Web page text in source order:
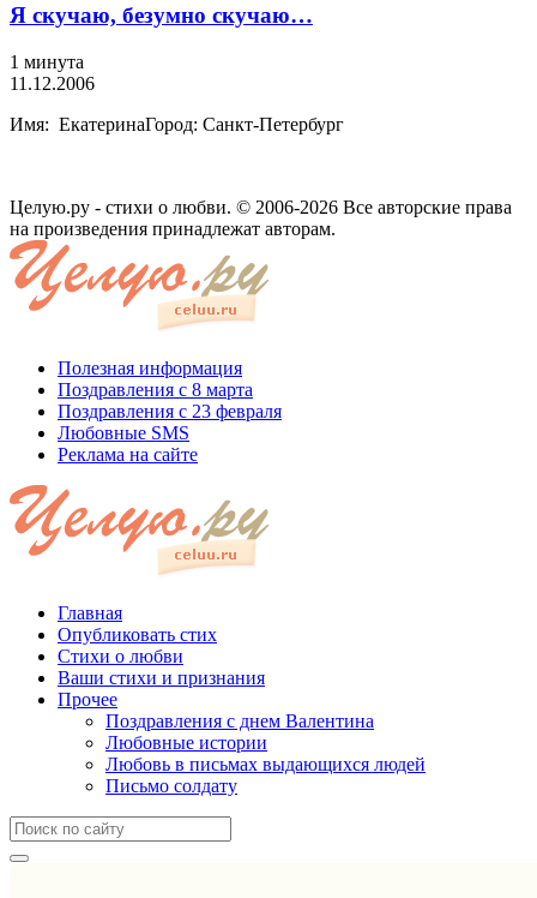
Я скучаю, безумно скучаю…
1 минута
11.12.2006
Имя: ЕкатеринаГород: Санкт-Петербург
Целую.ру - стихи о любви. © 2006-2026 Все авторские права
на произведения принадлежат авторам.
Полезная информация
Поздравления с 8 марта
Поздравления с 23 февраля
Любовные SMS
Реклама на сайте
Главная
Опубликовать стих
Стихи о любви
Ваши стихи и признания
Прочее
Поздравления с днем Валентина
Любовные истории
Любовь в письмах выдающихся людей
Письмо солдату